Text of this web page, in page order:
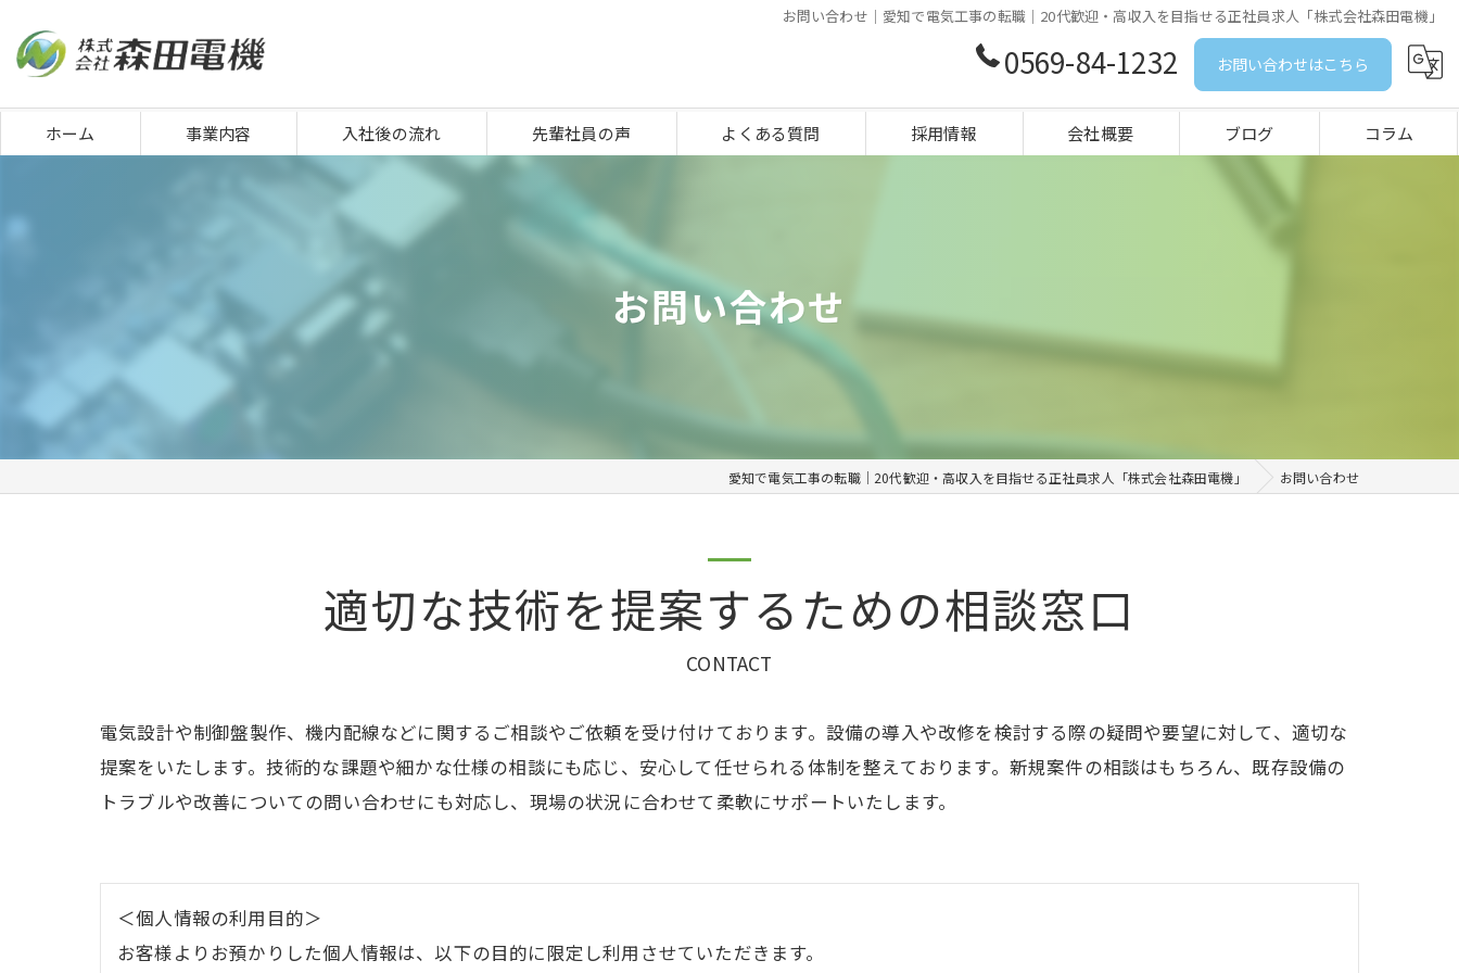
お問い合わせ｜愛知で電気工事の転職｜20代歓迎・高収入を目指せる正社員求人「株式会社森田電機」
0569-84-1232 お問い合わせはこちら
ホーム 事業内容 入社後の流れ 先輩社員の声 よくある質問 採用情報 会社概要 ブログ コラム
お問い合わせ
愛知で電気工事の転職｜20代歓迎・高収入を目指せる正社員求人「株式会社森田電機」 お問い合わせ
適切な技術を提案するための相談窓口
CONTACT
電気設計や制御盤製作、機内配線などに関するご相談やご依頼を受け付けております。設備の導入や改修を検討する際の疑問や要望に対して、適切な
提案をいたします。技術的な課題や細かな仕様の相談にも応じ、安心して任せられる体制を整えております。新規案件の相談はもちろん、既存設備の
トラブルや改善についての問い合わせにも対応し、現場の状況に合わせて柔軟にサポートいたします。
＜個人情報の利用目的＞
お客様よりお預かりした個人情報は、以下の目的に限定し利用させていただきます。